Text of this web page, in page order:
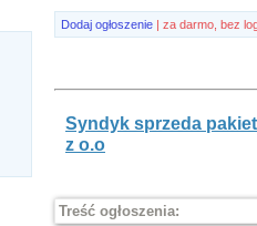
Dodaj ogłoszenie | za darmo, bez
Syndyk sprzeda
z o.o
Treść ogłoszenia: